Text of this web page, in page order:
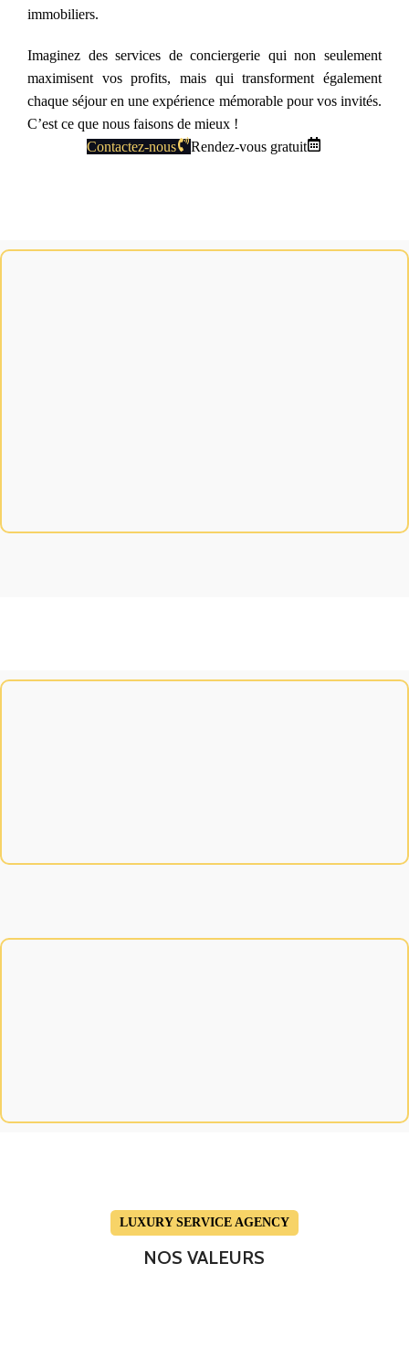
immobiliers.
Imaginez des services de conciergerie qui non seulement
maximisent vos profits, mais qui transforment également
chaque séjour en une expérience mémorable pour vos invités.
C’est ce que nous faisons de mieux !
Contactez-nous
Rendez-vous gratuit
LUXURY SERVICE AGENCY
NOS VALEURS